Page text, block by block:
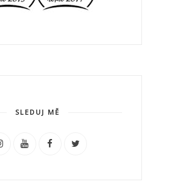
SLEDUJ MĚ